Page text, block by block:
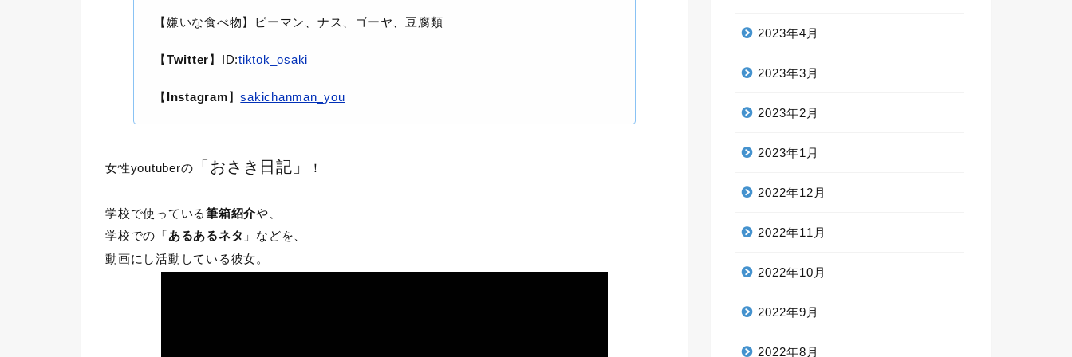
【嫌いな食べ物】ピーマン、ナス、ゴーヤ、豆腐類
【Twitter】ID:tiktok_osaki
【 Instagram】sakichanman_you
女性youtuberの 「おさき日記」 ！
学校で使っている筆箱紹介や、
学校での「あるあるネタ 」などを、
動画にし活動している彼女。
2023年4月
2023年3月
2023年2月
2023年1月
2022年12月
2022年11月
2022年10月
2022年9月
2022年8月